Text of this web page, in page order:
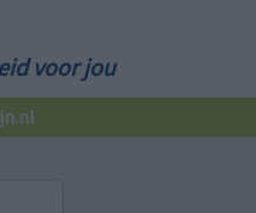
voor jou